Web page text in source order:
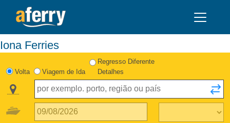
Iona Ferries
Volta Viagem de Ida
Regresso Diferente
Detalhes